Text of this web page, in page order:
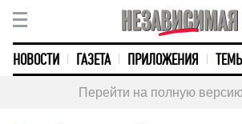
НОВОСТИ ГАЗЕТА ПРИЛОЖЕНИЯ ТЕМЫ
Перейти на полную